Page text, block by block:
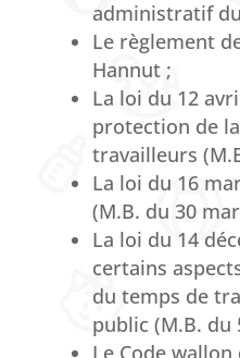
administratif
Le règlement
Hannut ;
La loi du 12
protection de
travailleurs
La loi du 16
(M.B. du 30
La loi du 14
certains
du temps de
public (M.B. du
Le Code wallon